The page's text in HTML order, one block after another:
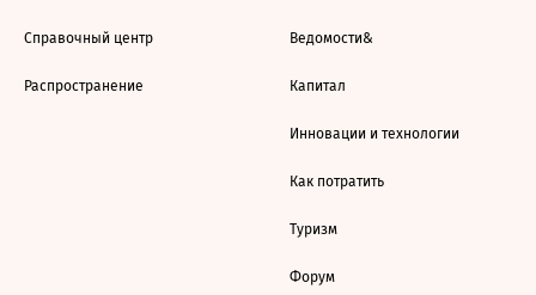
Справочный центр
Распространение
Ведомости&
Капитал
Инновации и технологии
Как потратить
Туризм
Форум